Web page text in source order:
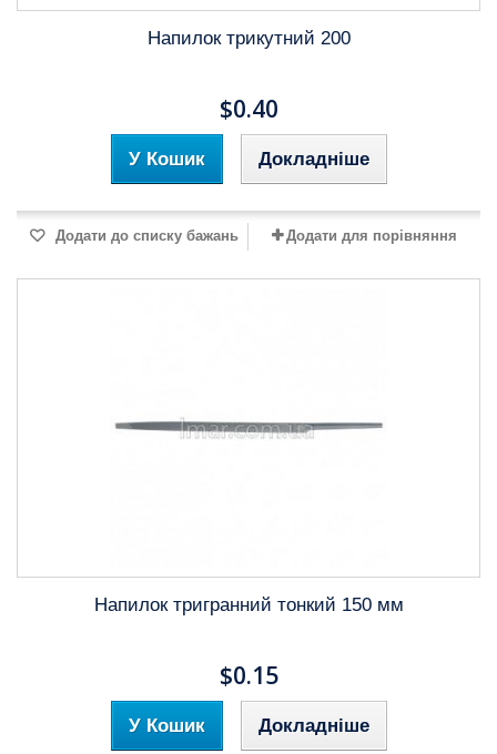
Напилок трикутний 200
$0.40
У Кошик Докладніше
Додати до списку бажань Додати для порівняння
Напилок тригранний тонкий 150 мм
$0.15
У Кошик Докладніше